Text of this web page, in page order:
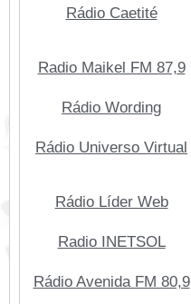
Rádio Caetité
Radio Maikel FM 87,9
Rádio Wording
Rádio Universo Virtual
Rádio Líder Web
Radio INETSOL
Rádio Avenida FM 80,9